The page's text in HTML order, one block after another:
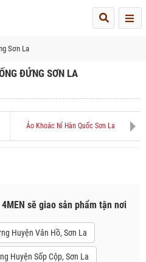
Sơn La
ĐỨNG SƠN LA
Áo Khoác Nỉ Hàn Quốc Sơn La
sẽ giao sản phẩm tận nơi
Huyện Vân Hồ, Sơn La
Huyện Sốp Cộp, Sơn La